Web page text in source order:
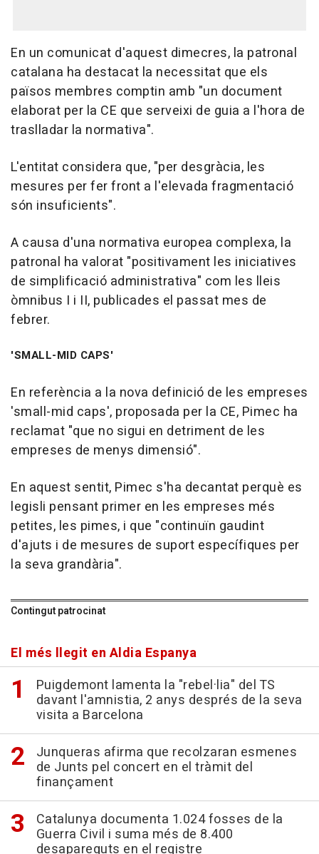
En un comunicat d'aquest dimecres, la patronal
catalana ha destacat la necessitat que els
països membres comptin amb "un document
elaborat per la CE que serveixi de guia a l'hora de
traslladar la normativa".
L'entitat considera que, "per desgràcia, les
mesures per fer front a l'elevada fragmentació
són insuficients".
A causa d'una normativa europea complexa, la
patronal ha valorat "positivament les iniciatives
de simplificació administrativa" com les lleis
òmnibus I i II, publicades el passat mes de
febrer.
'SMALL-MID CAPS'
En referència a la nova definició de les empreses
'small-mid caps', proposada per la CE, Pimec ha
reclamat "que no sigui en detriment de les
empreses de menys dimensió".
En aquest sentit, Pimec s'ha decantat perquè es
legisli pensant primer en les empreses més
petites, les pimes, i que "continuïn gaudint
d'ajuts i de mesures de suport específiques per
la seva grandària".
Contingut patrocinat
El més llegit en Aldia Espanya
Puigdemont lamenta la "rebel·lia" del TS
davant l'amnistia, 2 anys després de la seva
visita a Barcelona
Junqueras afirma que recolzaran esmenes
de Junts pel concert en el tràmit del
finançament
Catalunya documenta 1.024 fosses de la
Guerra Civil i suma més de 8.400
desapareguts en el registre